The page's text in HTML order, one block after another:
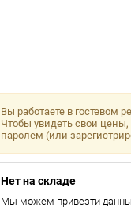
Вы работаете в гостевом
Чтобы увидеть свои
паролем (или
Нет на складе
Мы можем привезти